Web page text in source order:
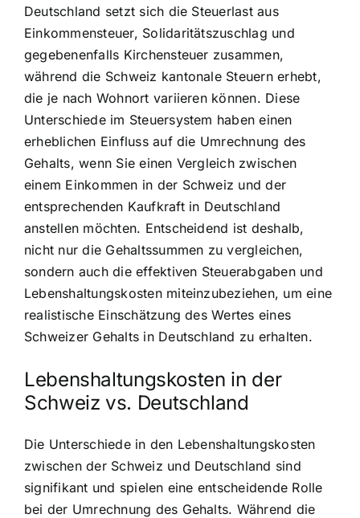
Deutschland setzt sich die Steuerlast aus
Einkommensteuer, Solidaritätszuschlag und
gegebenenfalls Kirchensteuer zusammen,
während die Schweiz kantonale Steuern erhebt,
die je nach Wohnort variieren können. Diese
Unterschiede im Steuersystem haben einen
erheblichen Einfluss auf die Umrechnung des
Gehalts, wenn Sie einen Vergleich zwischen
einem Einkommen in der Schweiz und der
entsprechenden Kaufkraft in Deutschland
anstellen möchten. Entscheidend ist deshalb,
nicht nur die Gehaltssummen zu vergleichen,
sondern auch die effektiven Steuerabgaben und
Lebenshaltungskosten miteinzubeziehen, um eine
realistische Einschätzung des Wertes eines
Schweizer Gehalts in Deutschland zu erhalten.
Lebenshaltungskosten in der
Schweiz vs. Deutschland
Die Unterschiede in den Lebenshaltungskosten
zwischen der Schweiz und Deutschland sind
signifikant und spielen eine entscheidende Rolle
bei der Umrechnung des Gehalts. Während die